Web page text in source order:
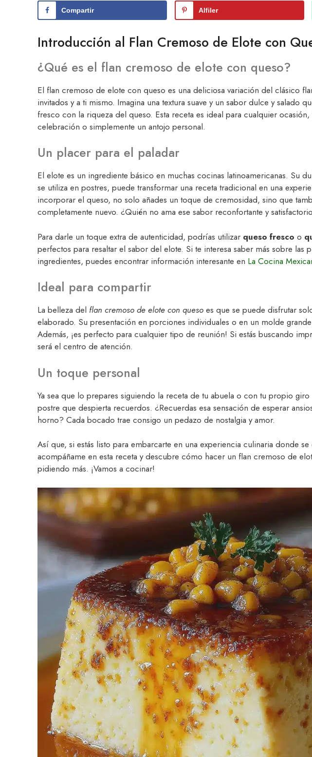
Compartir Alfiler
Introducción al Flan Cremoso de Elote con
¿Qué es el flan cremoso de elote con queso?
El flan cremoso de elote con queso es una deliciosa variación del clásico
invitados y a ti mismo. Imagina una textura suave y un sabor dulce y salado
fresco con la riqueza del queso. Esta receta es ideal para cualquier ocasión,
celebración o simplemente un antojo personal.
Un placer para el paladar
El elote es un ingrediente básico en muchas cocinas latinoamericanas. Su
se utiliza en postres, puede transformar una receta tradicional en una
incorporar el queso, no solo añades un toque de cremosidad, sino que
completamente nuevo. ¿Quién no ama ese sabor reconfortante y
Para darle un toque extra de autenticidad, podrías utilizar queso fresco o
perfectos para resaltar el sabor del elote. Si te interesa saber más sobre las
ingredientes, puedes encontrar información interesante en La Cocina
Ideal para compartir
La belleza del flan cremoso de elote con queso es que se puede disfrutar
elaborado. Su presentación en porciones individuales o en un molde
Además, ¡es perfecto para cualquier tipo de reunión! Si estás buscando
será el centro de atención.
Un toque personal
Ya sea que lo prepares siguiendo la receta de tu abuela o con tu propio
postre que despierta recuerdos. ¿Recuerdas esa sensación de esperar
horno? Cada bocado trae consigo un pedazo de nostalgia y amor.
Así que, si estás listo para embarcarte en una experiencia culinaria donde
acompáñame en esta receta y descubre cómo hacer un flan cremoso de
pidiendo más. ¡Vamos a cocinar!